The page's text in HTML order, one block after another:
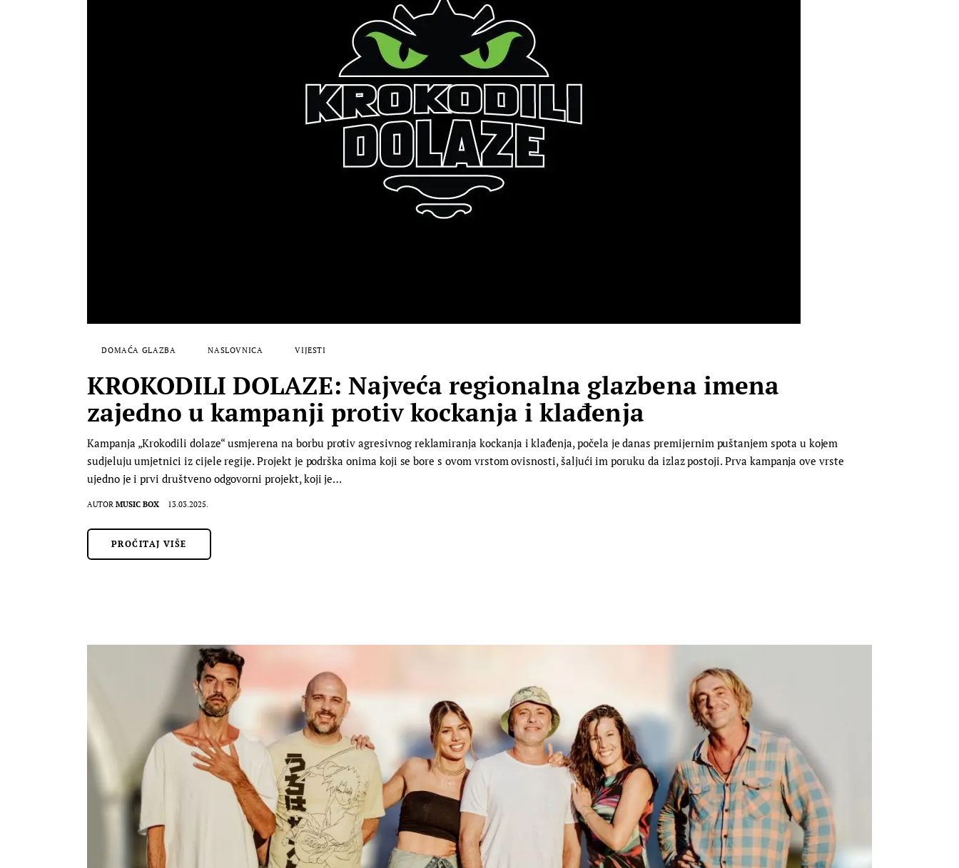
DOMAĆA GLAZBA NASLOVNICA VIJESTI
KROKODILI DOLAZE: Najveća regionalna glazbena imena
zajedno u kampanji protiv kockanja i klađenja
Kampanja „Krokodili dolaze“ usmjerena na borbu protiv agresivnog reklamiranja kockanja i klađenja, počela je danas premijernim puštanjem spota u kojem
sudjeluju umjetnici iz cijele regije. Projekt je podrška onima koji se bore s ovom vrstom ovisnosti, šaljući im poruku da izlaz postoji. Prva kampanja ove vrste
ujedno je i prvi društveno odgovorni projekt, koji je…
AUTOR MUSIC BOX 13.03.2025.
PROČITAJ VIŠE